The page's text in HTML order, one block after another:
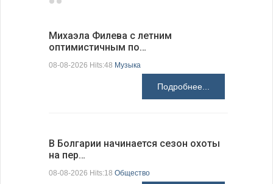
Михаэла Филева с летним
оптимистичным по…
08-08-2026 Hits:48 Музыка
Подробнее...
В Болгарии начинается сезон охоты
на пер…
08-08-2026 Hits:18 Общество